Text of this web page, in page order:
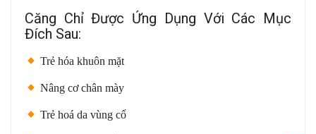
Căng Chỉ Được Ứng Dụng Với Các Mục
Đích Sau:
Trẻ hóa khuôn mặt
Nâng cơ chân mày
Trẻ hoá da vùng cổ